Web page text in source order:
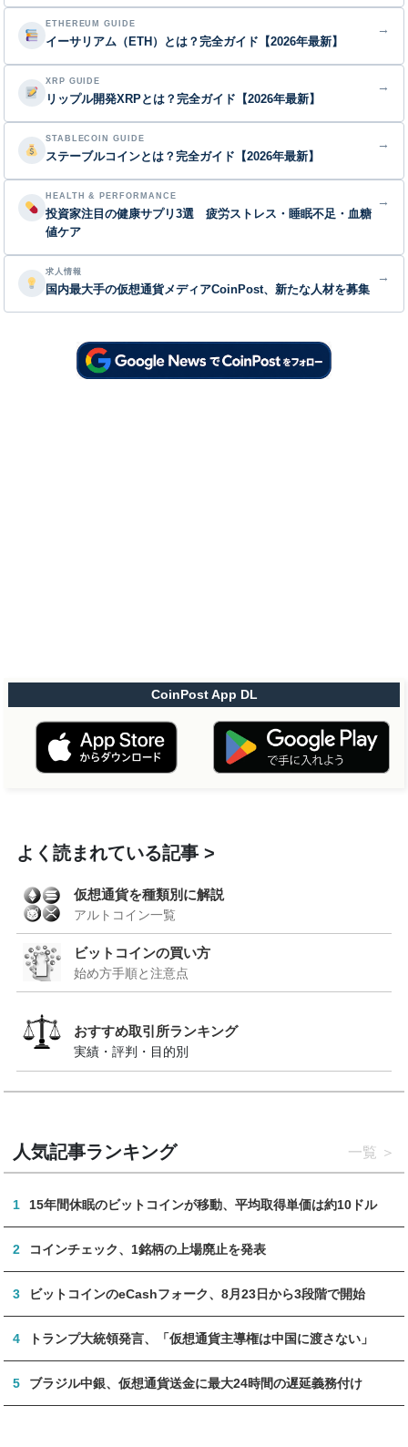
ETHEREUM GUIDE
イーサリアム（ETH）とは？完全ガイド【2026年最新】
→
XRP GUIDE
リップル開発XRPとは？完全ガイド【2026年最新】
→
STABLECOIN GUIDE
ステーブルコインとは？完全ガイド【2026年最新】
→
HEALTH & PERFORMANCE
投資家注目の健康サプリ3選 疲労ストレス・睡眠不足・血糖
値ケア
→
求人情報
国内最大手の仮想通貨メディアCoinPost、新たな人材を募集
→
CoinPost App DL
よく読まれている記事
仮想通貨を種類別に解説
アルトコイン一覧
ビットコインの買い方
始め方手順と注意点
おすすめ取引所ランキング
実績・評判・目的別
人気記事ランキング 一覧
1 15年間休眠のビットコインが移動、平均取得単価は約10ドル
2 コインチェック、1銘柄の上場廃止を発表
3 ビットコインのeCashフォーク、8月23日から3段階で開始
4 トランプ大統領発言、「仮想通貨主導権は中国に渡さない」
5 ブラジル中銀、仮想通貨送金に最大24時間の遅延義務付け